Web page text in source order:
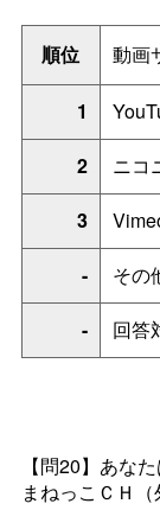
順位
動画
1
2
ニコ
3
-
その
-
回答
【問20】あな
まねっこＣＨ